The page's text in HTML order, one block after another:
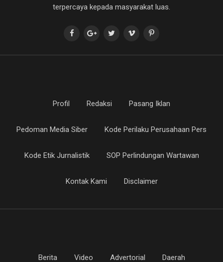
terpercaya kepada masyarakat luas.
Profil Redaksi Pasang Iklan
Pedoman Media Siber Kode Perilaku Perusahaan Pers
Kode Etik Jurnalistik SOP Perlindungan Wartawan
Kontak Kami Disclaimer
Berita Video Advertorial Daerah